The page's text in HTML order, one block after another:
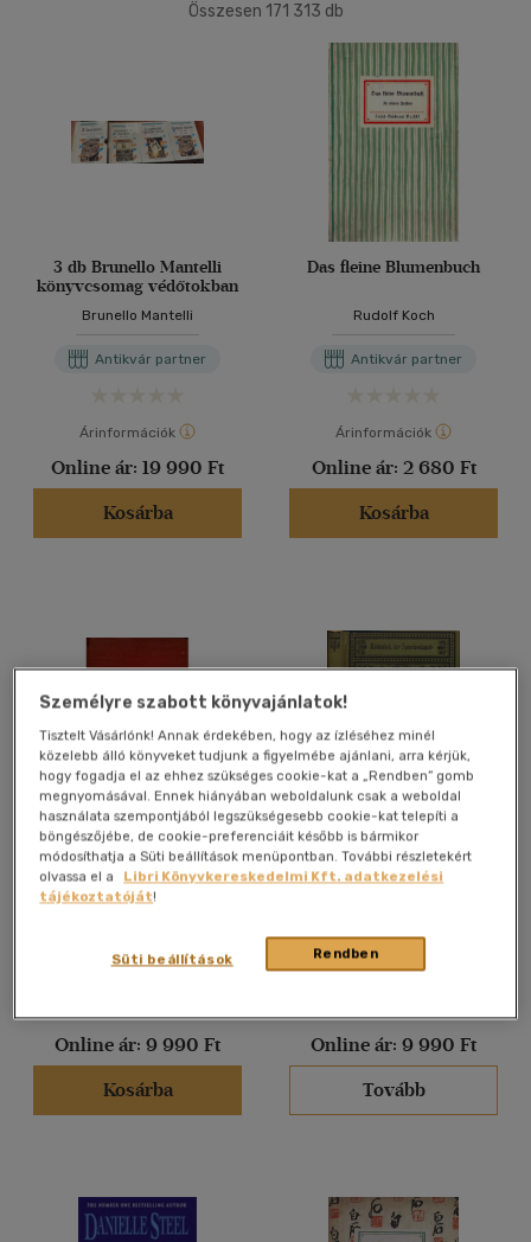
Korosztály szerint
mind(493)
Ifjúsági (83)
6 -10 év(20)
Gyermek és ifjúsági
Felnőtt(636)
Nyelv szerint
Angol-német-francia-
Héber (1)
Holland(145)
Latin(255)
Latin (1)
több nyelv megjelenítése
Vélemény szerint
(3)
(1)
Összesen 171 313 db
3 db Brunello Mantelli
könyvcsomag védőtokban
Brunello Mantelli
Antikvár partner
Árinformációk
Online ár: 19 990 Ft
Kosárba
Das fleine Blumenbuch
Rudolf Koch
Antikvár partner
Árinformációk
Online ár: 2 680 Ft
Kosárba
Kärnten. Ein
Reisehandbuch
Dr. Gustav Zoepfl (szerk.)
Online ár: 9 990 Ft
Kosárba
Assyrische Sprachlehre
und Keilschriftkunde für
das Selbststudium.
Antikvár partner
Online ár: 9 990 Ft
Tovább
Személyre szabott könyvajánlatok!
Tisztelt Vásárlónk! Annak érdekében, hogy az ízléséhez minél
közelebb álló könyveket tudjunk a figyelmébe ajánlani, arra kérjük,
hogy fogadja el az ehhez szükséges cookie-kat a „Rendben” gomb
megnyomásával. Ennek hiányában weboldalunk csak a weboldal
használata szempontjából legszükségesebb cookie-kat telepíti a
böngészőjébe, de cookie-preferenciáit később is bármikor
módosíthatja a Süti beállítások menüpontban. További részletekért
olvassa el a
Libri Könyvkereskedelmi Kft. adatkezelési
tájékoztatóját!
Rendben
Süti beállítások